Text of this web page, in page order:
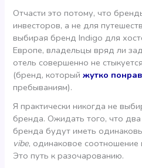
Отчасти это потому, что
инвесторов, а не для
выбирая бренд Indigo для
Европе, владельцы вряд ли
отель совершенно не
(бренд, которыйжутко
пребываниям).
Я практически никогда не
бренда. Ожидать того, что
бренда будут иметь
vibe, одинаковое
Это путь к разочарованию.